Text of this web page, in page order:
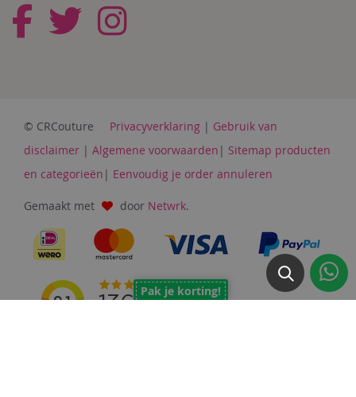
© CRCouture Privacyverklaring | Gebruik van
disclaimer | Algemene voorwaarden | Sitemap producten
en categorieën | Eenvoudig je order annuleren
Gemaakt met door Netwrk.
Pak je korting!